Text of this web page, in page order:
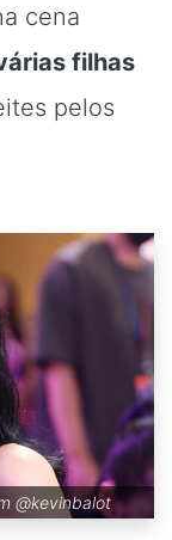
cena
filhas
pelos
@kevinbalot